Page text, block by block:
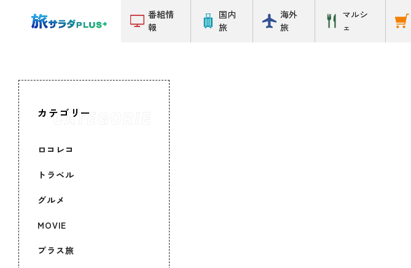
番組情
報
国内
旅
海外
旅
マルシ
ェ
カテゴリー
ロコレコ
トラベル
グルメ
MOVIE
プラス旅